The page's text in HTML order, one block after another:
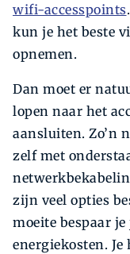
wifi-accesspoints
kun je het beste
opnemen.
Dan moet er
lopen naar het
aansluiten. Zo’n
zelf met
zijn veel opties
moeite bespaar
energiekosten.